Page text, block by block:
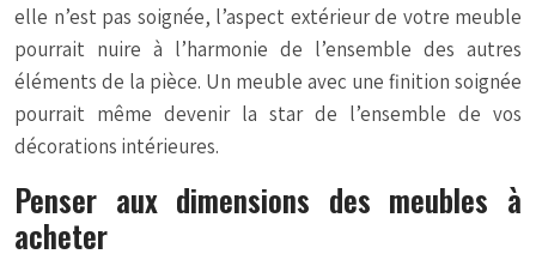
elle n’est pas soignée, l’aspect extérieur de votre meuble
pourrait nuire à l’harmonie de l’ensemble des autres
éléments de la pièce. Un meuble avec une finition soignée
pourrait même devenir la star de l’ensemble de vos
décorations intérieures.
Penser aux dimensions des meubles à
acheter